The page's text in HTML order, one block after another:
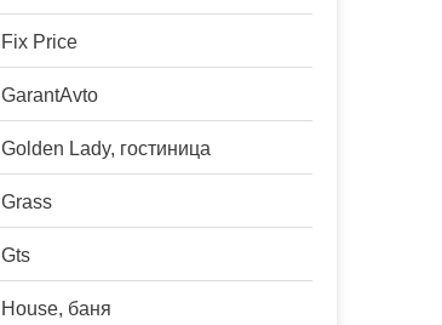
Fix Price
GarantAvto
Golden Lady, гостиница
Grass
Gts
House, баня